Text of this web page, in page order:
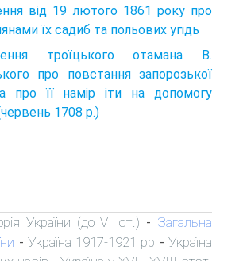
від 19 лютого 1861 року про
їх садиб та польових угідь
троїцького отамана В.
про повстання запорозької
про її намір іти на допомогу
1708 р.)
України (до VI ст.) - Загальна
- Україна 1917-1921 рр -Україна